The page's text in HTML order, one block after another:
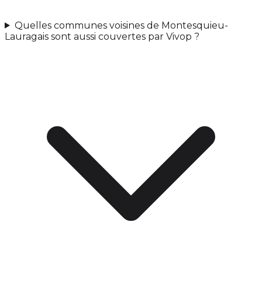
Quelles communes voisines de Montesquieu-
Lauragais sont aussi couvertes par Vivop ?